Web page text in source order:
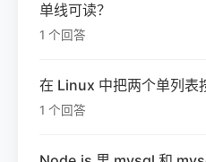
单线可读？
1 个回答
在 Linux 中把两个单列表
1 个回答